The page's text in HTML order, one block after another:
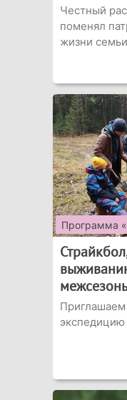
Честный
поменял
жизни семьи
Программа
экспедицию